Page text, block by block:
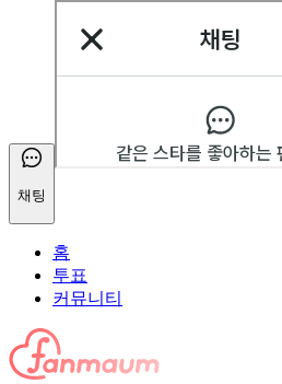
채팅
홈
투표
커뮤니티